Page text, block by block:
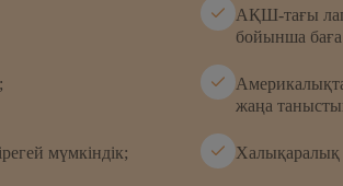
мүмкіндік;
АҚШ-тағы
бойынша баға
жаңа
Халықаралық